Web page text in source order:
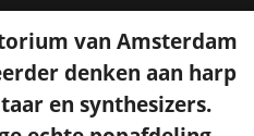
van Amsterdam
denken aan harp
en synthesizers.